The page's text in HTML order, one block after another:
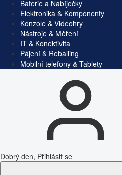
Baterie a Nabíječky
Elektronika & Komponenty
Konzole & Videohry
Nástroje & Měření
IT & Konektivita
Pájení & Reballing
Mobilní telefony & Tablety
Dobrý den, Přihlásit se